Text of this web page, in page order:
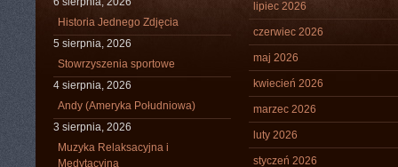
Historia Jednego Zdjęcia
5 sierpnia, 2026
Stowrzyszenia sportowe
4 sierpnia, 2026
Andy (Ameryka Południowa)
3 sierpnia, 2026
Muzyka Relaksacyjna i
Medytacyjna
lipiec 2026
czerwiec 2026
maj 2026
kwiecień 2026
marzec 2026
luty 2026
styczeń 2026